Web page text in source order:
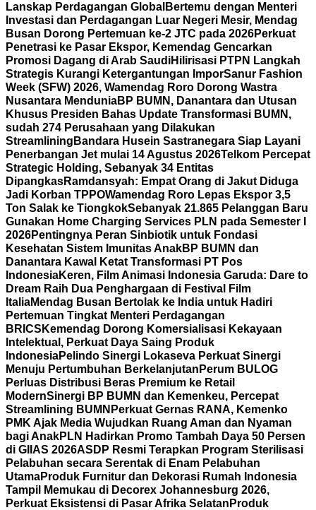
Lanskap Perdagangan Global Bertemu dengan Menteri
Investasi dan Perdagangan Luar Negeri Mesir, Mendag
Busan Dorong Pertemuan ke-2 JTC pada 2026Perkuat
Penetrasi ke Pasar Ekspor, Kemendag Gencarkan
Promosi Dagang di Arab SaudiHilirisasi PTPN Langkah
Strategis Kurangi Ketergantungan ImporSanur Fashion
Week (SFW) 2026, Wamendag Roro Dorong Wastra
Nusantara MenduniaBP BUMN, Danantara dan Utusan
Khusus Presiden Bahas Update Transformasi BUMN,
sudah 274 Perusahaan yang Dilakukan
Streamlining Bandara Husein Sastranegara Siap Layani
Penerbangan Jet mulai 14 Agustus 2026Telkom Percepat
Strategic Holding, Sebanyak 34 Entitas
DipangkasRamdansyah: Empat Orang di Jakut Diduga
Jadi Korban TPPOWamendag Roro Lepas Ekspor 3,5
Ton Salak ke TiongkokSebanyak 21.865 Pelanggan Baru
Gunakan Home Charging Services PLN pada Semester I
2026Pentingnya Peran Sinbiotik untuk Fondasi
Kesehatan Sistem Imunitas AnakBP BUMN dan
Danantara Kawal Ketat Transformasi PT Pos
IndonesiaKeren, Film Animasi Indonesia Garuda: Dare to
Dream Raih Dua Penghargaan di Festival Film
ItaliaMendag Busan Bertolak ke India untuk Hadiri
Pertemuan Tingkat Menteri Perdagangan
BRICS Kemendag Dorong Komersialisasi Kekayaan
Intelektual, Perkuat Daya Saing Produk
IndonesiaPelindo Sinergi Lokaseva Perkuat Sinergi
Menuju Pertumbuhan Berkelanjutan Perum BULOG
Perluas Distribusi Beras Premium ke Retail
ModernSinergi BP BUMN dan Kemenkeu, Percepat
Streamlining BUMN Perkuat Gernas RANA, Kemenko
PMK Ajak Media Wujudkan Ruang Aman dan Nyaman
bagi AnakPLN Hadirkan Promo Tambah Daya 50 Persen
di GIIAS 2026ASDP Resmi Terapkan Program Sterilisasi
Pelabuhan secara Serentak di Enam Pelabuhan
UtamaProduk Furnitur dan Dekorasi Rumah Indonesia
Tampil Memukau di Decorex Johannesburg 2026,
Perkuat Eksistensi di Pasar Afrika Selatan Produk